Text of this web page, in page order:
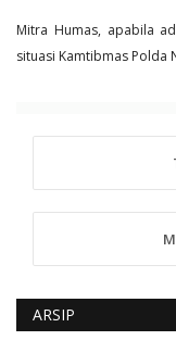
Mitra Humas, apabila
situasi Kamtibmas Polda
ARSIP